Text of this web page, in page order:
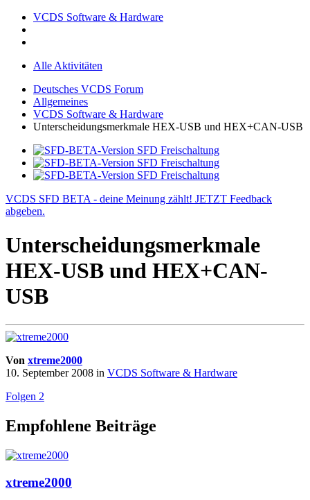
VCDS Software & Hardware
Alle Aktivitäten
Deutsches VCDS Forum
Allgemeines
VCDS Software & Hardware
Unterscheidungsmerkmale HEX-USB und HEX+CAN-USB
VCDS SFD BETA - deine Meinung zählt! JETZT Feedback
abgeben.
Unterscheidungsmerkmale
HEX-USB und HEX+CAN-
USB
Von xtreme2000
10. September 2008 in VCDS Software & Hardware
Folgen 2
Empfohlene Beiträge
xtreme2000